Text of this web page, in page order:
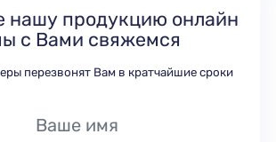
нашу продукцию онлайн
с Вами свяжемся
перезвонят Вам в кратчайшие сроки